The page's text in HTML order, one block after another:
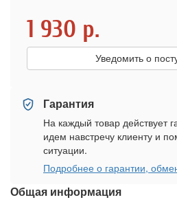
Общая информация
1 930 р.
Уведомить о
Гарантия
На каждый товар действует
идем навстречу клиенту и
ситуации.
Подробнее о гарантии,